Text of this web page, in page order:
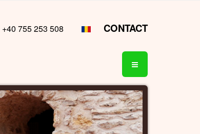
+40 755 253 508 CONTACT